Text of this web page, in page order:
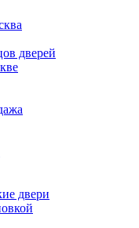
дверей
двери